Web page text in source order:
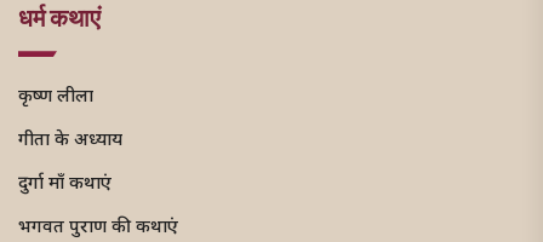
धर्म कथाएं
कृष्ण लीला
गीता के अध्याय
दुर्गा माँ कथाएं
भगवत पुराण की कथाएं